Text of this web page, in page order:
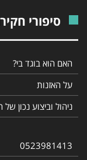
סיפורי
האם הוא בוגד בי?
על האזנות
ניהול וביצוע נכון
0523981413